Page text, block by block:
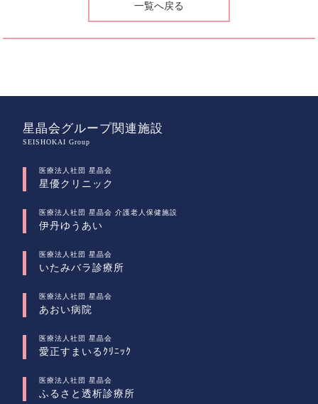
一覧へ戻る
星晶会グループ関連施設
SEISHOKAI Group
医療法人社団 星晶会
星優クリニック
医療法人社団 星晶会 介護老人保健施設
伊丹ゆうあい
医療法人社団 星晶会
いたみバラ診療所
医療法人社団 星晶会
あおい病院
医療法人社団 星晶会
愛正すまいるｸﾘﾆｯｸ
医療法人社団 星晶会
ふるさと透析診療所